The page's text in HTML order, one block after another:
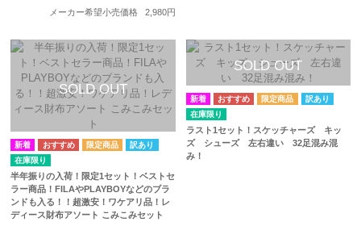
メーカー希望小売価格
2,980円
訳あり
在庫限り
半年振りの入荷！限定1セット！ベストセ
ラー商品！FILAやPLAYBOYなどのブラ
ンドも入る！！超激安！ワケアリ品！レ
ディース財布アソート こみこみセット
訳あり
在庫限り
ラスト1セット！スケッチャーズ キッ
ズ シューズ 左右違い 32足混み混
み！